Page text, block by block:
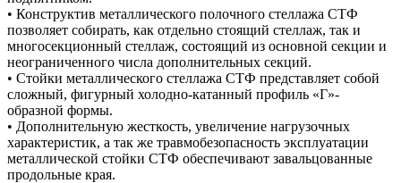
• Конструктив металлического полочного стеллажа СТФ
позволяет собирать, как отдельно стоящий стеллаж, так и
многосекционный стеллаж, состоящий из основной секции и
неограниченного числа дополнительных секций.
• Стойки металлического стеллажа СТФ представляет собой
сложный, фигурный холодно-катанный профиль «Г»-
образной формы.
• Дополнительную жесткость, увеличение нагрузочных
характеристик, а так же травмобезопасность эксплуатации
металлической стойки СТФ обеспечивают завальцованные
продольные края.